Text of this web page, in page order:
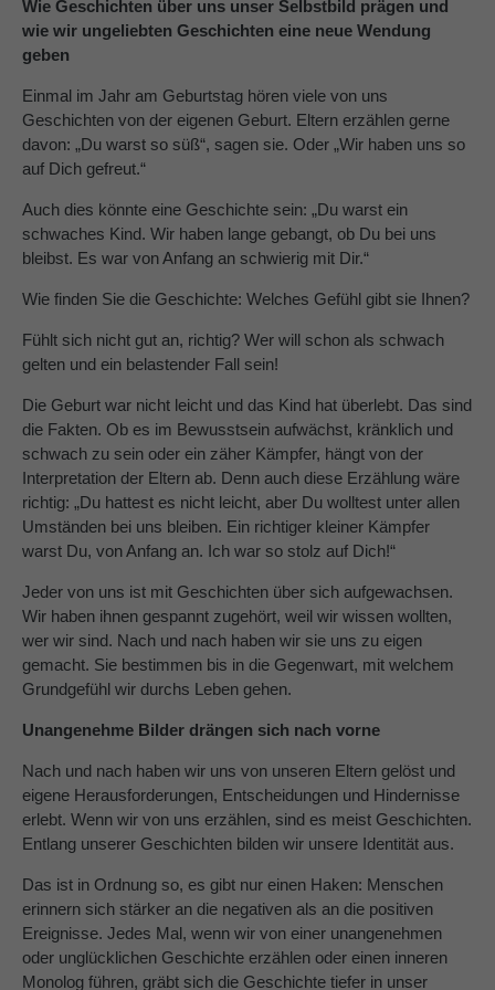
About us
Aenean commodo ligula eget dolor. Aenean massa.
Cum sociis natoque penatibus et magnis dis parturient
Wie Geschichten über uns unser Selbstbild prägen und
wie wir ungeliebten Geschichten eine neue Wendung
geben
Einmal im Jahr am Geburtstag hören viele von uns
Geschichten von der eigenen Geburt. Eltern erzählen gerne
davon: „Du warst so süß“, sagen sie. Oder „Wir haben uns so
auf Dich gefreut.“
Auch dies könnte eine Geschichte sein: „Du warst ein
schwaches Kind. Wir haben lange gebangt, ob Du bei uns
bleibst. Es war von Anfang an schwierig mit Dir.“
Wie finden Sie die Geschichte: Welches Gefühl gibt sie Ihnen?
Fühlt sich nicht gut an, richtig? Wer will schon als schwach
gelten und ein belastender Fall sein!
Die Geburt war nicht leicht und das Kind hat überlebt. Das sind
die Fakten. Ob es im Bewusstsein aufwächst, kränklich und
schwach zu sein oder ein zäher Kämpfer, hängt von der
Interpretation der Eltern ab. Denn auch diese Erzählung wäre
richtig: „Du hattest es nicht leicht, aber Du wolltest unter allen
Umständen bei uns bleiben. Ein richtiger kleiner Kämpfer
warst Du, von Anfang an. Ich war so stolz auf Dich!“
Jeder von uns ist mit Geschichten über sich aufgewachsen.
Wir haben ihnen gespannt zugehört, weil wir wissen wollten,
wer wir sind. Nach und nach haben wir sie uns zu eigen
gemacht. Sie bestimmen bis in die Gegenwart, mit welchem
Grundgefühl wir durchs Leben gehen.
Unangenehme Bilder drängen sich nach vorne
Nach und nach haben wir uns von unseren Eltern gelöst und
eigene Herausforderungen, Entscheidungen und Hindernisse
erlebt. Wenn wir von uns erzählen, sind es meist Geschichten.
Entlang unserer Geschichten bilden wir unsere Identität aus.
Das ist in Ordnung so, es gibt nur einen Haken: Menschen
erinnern sich stärker an die negativen als an die positiven
Ereignisse. Jedes Mal, wenn wir von einer unangenehmen
oder unglücklichen Geschichte erzählen oder einen inneren
Monolog führen, gräbt sich die Geschichte tiefer in unser